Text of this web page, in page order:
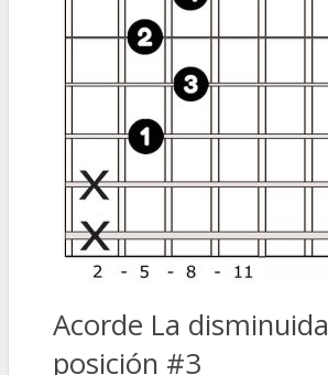
Acorde La disminuida
posición #3